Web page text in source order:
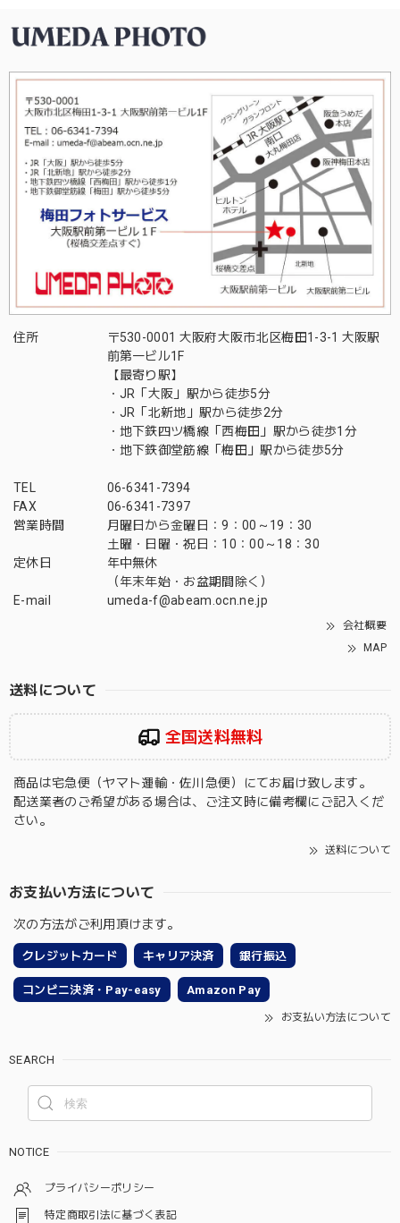
住所
〒530-0001 大阪府大阪市北区梅田1-3-1 大阪駅
前第一ビル1F
【最寄り駅】
・JR「大阪」駅から徒歩5分
・JR「北新地」駅から徒歩2分
・地下鉄四ツ橋線「西梅田」駅から徒歩1分
・地下鉄御堂筋線「梅田」駅から徒歩5分
TEL
06-6341-7394
FAX
06-6341-7397
営業時間
月曜日から金曜日：9：00～19：30
土曜・日曜・祝日：10：00～18：30
定休日
年中無休
（年末年始・お盆期間除く）
E-mail
umeda-f@abeam.ocn.ne.jp
会社概要
MAP
送料について
全国送料無料
商品は宅急便（ヤマト運輸・佐川急便）にてお届け致します。
配送業者のご希望がある場合は、ご注文時に備考欄にご記入くだ
さい。
送料について
お支払い方法について
次の方法がご利用頂けます。
クレジットカード キャリア決済 銀行振込
コンビニ決済・Pay-easy Amazon Pay
お支払い方法について
SEARCH
NOTICE
プライバシーポリシー
特定商取引法に基づく表記